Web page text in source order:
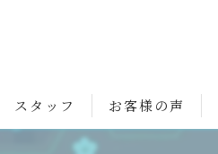
スタッフ お客様の声